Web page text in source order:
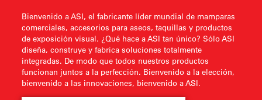
Bienvenido a ASI, el fabricante líder mundial de mamparas
comerciales, accesorios para aseos, taquillas y productos
de exposición visual. ¿Qué hace a ASI tan único? Sólo ASI
diseña, construye y fabrica soluciones totalmente
integradas. De modo que todos nuestros productos
funcionan juntos a la perfección. Bienvenido a la elección,
bienvenido a las innovaciones, bienvenido a ASI.